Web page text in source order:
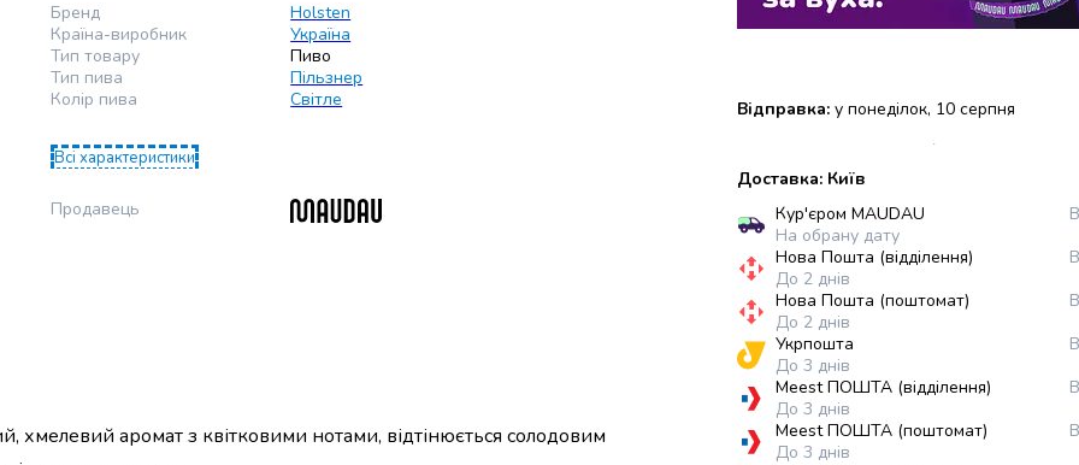
Бренд
Holsten
Країна-виробник
Україна
Тип товару
Пиво
Тип пива
Пільзнер
Колір пива
Світле
Всі характеристики
Продавець
хмелевий аромат з квітковими нотами, відтінюється солодовим
Відправка: у понеділок, 10 серпня
Доставка: Київ
Кур'єром MAUDAU
На обрану дату
Нова Пошта (відділення)
До 2 днів
Нова Пошта (поштомат)
До 2 днів
Укрпошта
До 3 днів
Meest ПОШТА (відділення)
До 3 днів
Meest ПОШТА (поштомат)
До 3 днів